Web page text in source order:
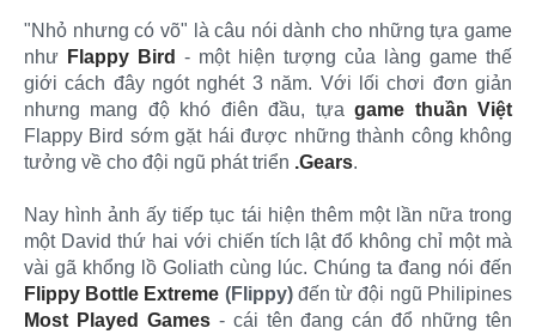
"Nhỏ nhưng có võ" là câu nói dành cho những tựa game
như Flappy Bird - một hiện tượng của làng game thế
giới cách đây ngót nghét 3 năm. Với lối chơi đơn giản
nhưng mang độ khó điên đầu, tựagame thuần Việt
Flappy Bird sớm gặt hái được những thành công không
tưởng về cho đội ngũ phát triển .Gears.
Nay hình ảnh ấy tiếp tục tái hiện thêm một lần nữa trong
một David thứ hai với chiến tích lật đổ không chỉ một mà
vài gã khổng lồ Goliath cùng lúc. Chúng ta đang nói đến
Flippy Bottle Extreme (Flippy)đến từ đội ngũ Philipines
Most Played Games- cái tên đang cán đổ những tên